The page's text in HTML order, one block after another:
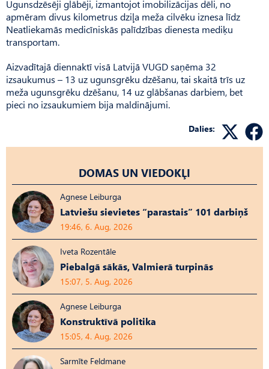
Ugunsdzēsēji glābēji, izmantojot imobilizācijas dēli, no
apmēram divus kilometrus dziļa meža cilvēku iznesa līdz
Neatliekamās medicīniskās palīdzības dienesta mediķu
transportam.
Aizvadītajā diennaktī visā Latvijā VUGD saņēma 32
izsaukumus – 13 uz ugunsgrēku dzēšanu, tai skaitā trīs uz
meža ugunsgrēku dzēšanu, 14 uz glābšanas darbiem, bet
pieci no izsaukumiem bija maldinājumi.
Dalies:
DOMAS UN VIEDOKĻI
Agnese Leiburga
Latviešu sievietes “parastais” 101 darbiņš
19:46, 6. Aug, 2026
Iveta Rozentāle
Piebalgā sākās, Valmierā turpinās
15:07, 5. Aug, 2026
Agnese Leiburga
Konstruktīvā politika
15:05, 4. Aug, 2026
Sarmīte Feldmane